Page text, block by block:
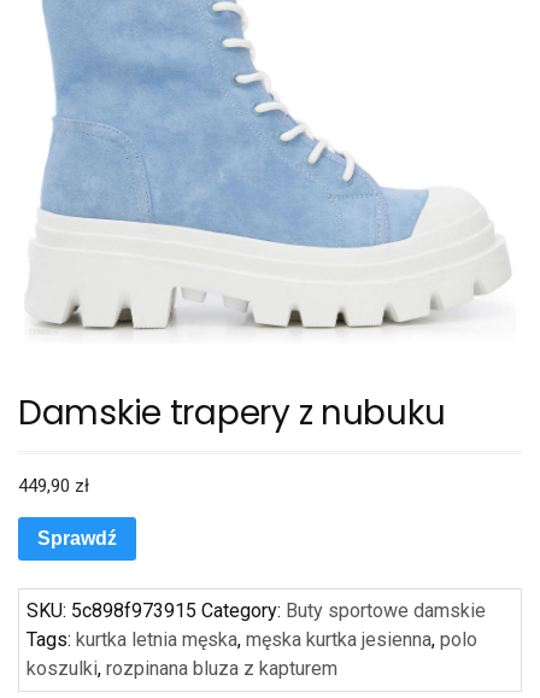
Damskie trapery z nubuku
449,90 zł
Sprawdź
SKU: 5c898f973915 Category: Buty sportowe damskie
Tags: kurtka letnia męska, męska kurtka jesienna, polo
koszulki, rozpinana bluza z kapturem